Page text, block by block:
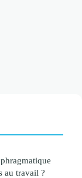
au travail ?